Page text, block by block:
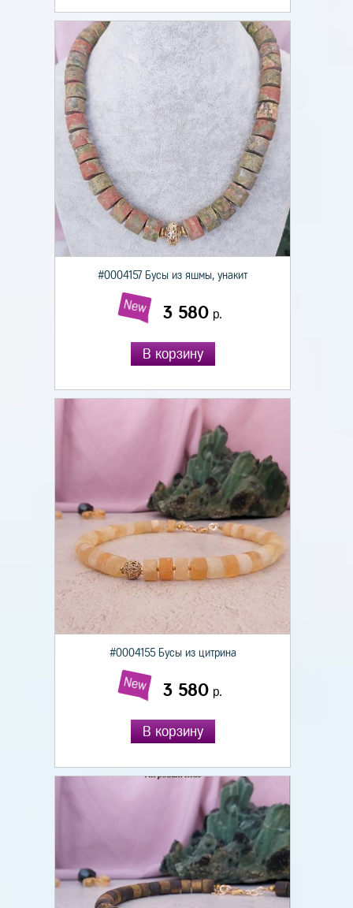
#0004157 Бусы из яшмы, унакит
New 3 580р.
В корзину
#0004155 Бусы из цитрина
New 3 580р.
В корзину